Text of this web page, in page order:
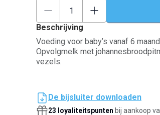
Beschrijving
Voeding voor baby’s vanaf 6
Opvolgmelk met
vezels.
De bijsluiter downloaden
23 loyaliteitspunten bij aankoop